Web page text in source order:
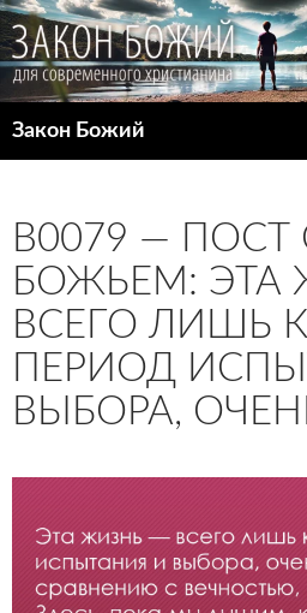
Закон Божий
B0079 —
БОЖЬЕМ: ЭТА
ВСЕГО ЛИШЬ
ПЕРИОД
ВЫБОРА,